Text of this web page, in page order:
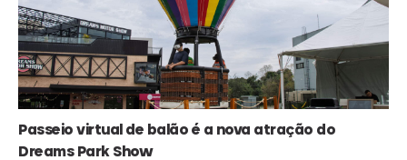
Passeio virtual de balão é a nova atração do
Dreams Park Show